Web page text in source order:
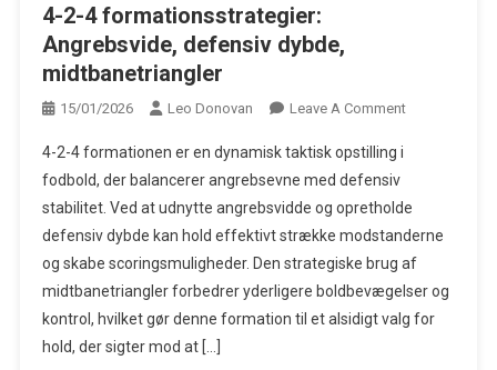
4-2-4 formationsstrategier:
Angrebsvide, defensiv dybde,
midtbanetriangler
15/01/2026 Leo Donovan Leave A CommentOn
Angrebsvide,
Defensiv
Dybde,
4-2-4 formationen er en dynamisk taktisk opstilling i
fodbold, der balancerer angrebsevne med defensiv
stabilitet. Ved at udnytte angrebsvidde og opretholde
defensiv dybde kan hold effektivt strække modstanderne
og skabe scoringsmuligheder. Den strategiske brug af
midtbanetriangler forbedrer yderligere boldbevægelser og
kontrol, hvilket gør denne formation til et alsidigt valg for
hold, der sigter mod at […]